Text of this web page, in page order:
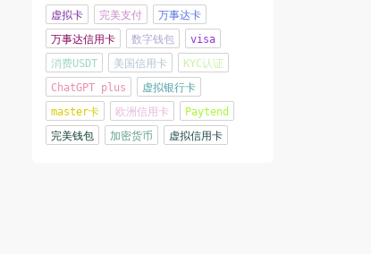
虚拟卡
完美支付
万事达卡
万事达信用卡
数字钱包
visa
消费USDT
美国信用卡
KYC认证
ChatGPT plus
虚拟银行卡
master卡
欧洲信用卡
Paytend
完美钱包
加密货币 虚拟信用卡